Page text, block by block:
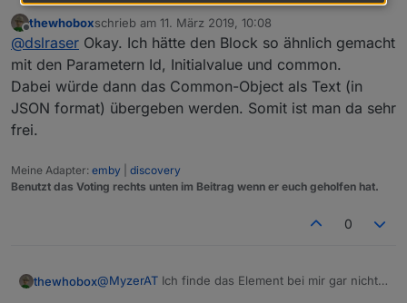
@kmxak
Neue Datenpunkte erstellen, direkt mit allen wichtigen
Angaben wie z.B. button, switch, string, SmartName
(für iot/cloud)
Im Moment gibt es keinen Baustein, nur einen
Umweg.
z.B.
z.B.
Spoiler
Offline
thewhoboxschrieb am 11. März 2019, 10:08
zuletzt editiert von
@dslraser Okay. Ich hätte den Block so ähnlich gemacht
mit den Parametern Id, Initialvalue und common.
Dabei würde dann das Common-Object als Text (in
JSON format) übergeben werden. Somit ist man da sehr
frei.
Meine Adapter: emby
discovery
Benutzt das Voting rechts unten im Beitrag wenn er euch geholfen hat.
0
thewhobox@MyzerAT Ich finde das Element bei mir gar nicht.